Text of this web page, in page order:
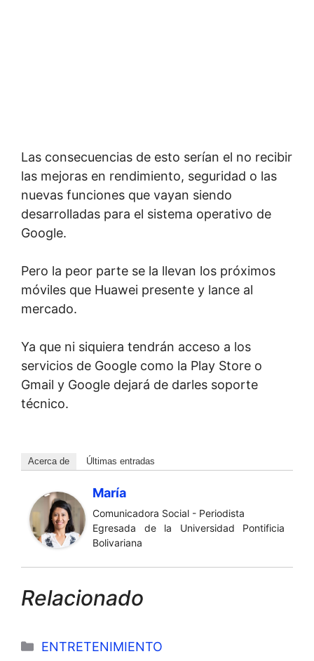
Las consecuencias de esto serían el no recibir
las mejoras en rendimiento, seguridad o las
nuevas funciones que vayan siendo
desarrolladas para el sistema operativo de
Google.
Pero la peor parte se la llevan los próximos
móviles que Huawei presente y lance al
mercado.
Ya que ni siquiera tendrán acceso a los
servicios de Google como la Play Store o
Gmail y Google dejará de darles soporte
técnico.
Acerca de Últimas entradas
María
Comunicadora Social - Periodista
Egresada de la Universidad Pontificia
Bolivariana
Relacionado
Categorías
ENTRETENIMIENTO